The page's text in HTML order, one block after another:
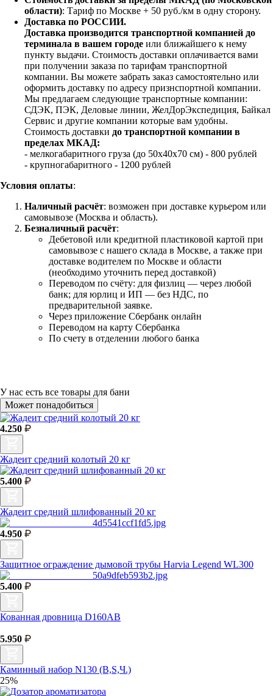
области): Тариф по Москве + 50 руб./км в одну сторону.
Доставка по РОССИИ.
Доставка производится транспортной компанией до
терминала в вашем городе или ближайшего к нему
пункту выдачи. Стоимость доставки оплачивается вами
при получении заказа по тарифам транспортной
компании. Вы можете забрать заказ самостоятельно или
оформить доставку по адресу признспортной компании.
Мы предлагаем следующие транспортные компании:
СДЭК, ПЭК, Деловые линии, ЖелДорЭкспедиция, Байкал
Сервис и другие компании которые вам удобны.
Стоимость доставки до транспортной компании в
пределах МКАД:
- мелкогабаритного груза (до 50х40х70 см) - 800 рублей
- крупногабаритного - 1200 рублей
Условия оплаты:
Наличный расчёт: возможен при доставке курьером или
самовывозе (Москва и область).
Безналичный расчёт:
Дебетовой или кредитной пластиковой картой при
самовывозе с нашего склада в Москве, а также при
доставке водителем по Москве и области
(необходимо уточнить перед доставкой)
Переводом по счёту: для физлиц — через любой
банк; для юрлиц и ИП — без НДС, по
предварительной заявке.
Через приложение Сбербанк онлайн
Переводом на карту Сбербанка
По счету в отделении любого банка
У нас есть все товары для бани
Может понадобиться
4.250
Жадеит средний колотый 20 кг
5.400
Жадеит средний шлифованный 20 кг
4.950
Защитное ограждение дымовой трубы Harvia Legend WL300
5.400
Кованная дровница D160АВ
5.950
Каминный набор N130 (B,S,Ч.)
25%